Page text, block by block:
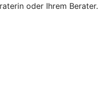
oder Ihrem Berater.